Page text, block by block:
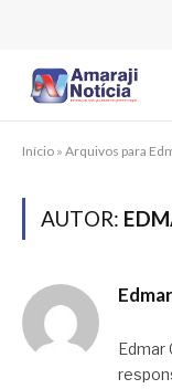
Início » Arquivos para
AUTOR:
Edmar